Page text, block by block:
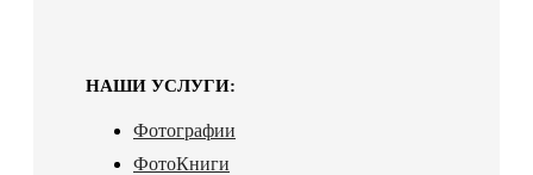
НАШИ УСЛУГИ:
Фотографии
ФотоКниги